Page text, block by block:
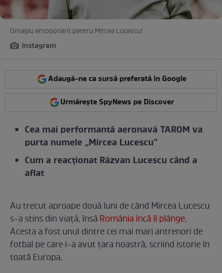
Omagiu emoționant pentru Mircea Lucescu!
Instagram
Adaugă-ne ca sursă preferată în Google
Urmărește SpyNews pe Discover
Cea mai performantă aeronavă TAROM va
purta numele „Mircea Lucescu”
Cum a reacționat Răzvan Lucescu când a
aflat
Au trecut aproape două luni de când Mircea Lucescu
s-a stins din viață, însă România încă îl plânge.
Acesta a fost unul dintre cei mai mari antrenori de
fotbal pe care i-a avut țara noastră, scriind istorie în
toată Europa.